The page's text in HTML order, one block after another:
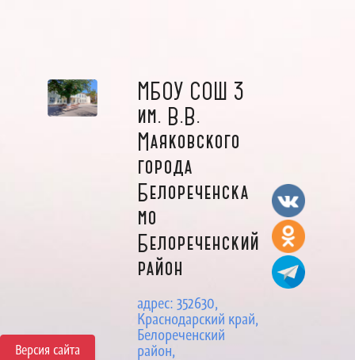
Версия сайта
МБОУ СОШ 3
им. В.В.
Маяковского
города
Белореченска
мо
Белореченский
район
адрес: 352630,
Краснодарский край,
Белореченский
район,